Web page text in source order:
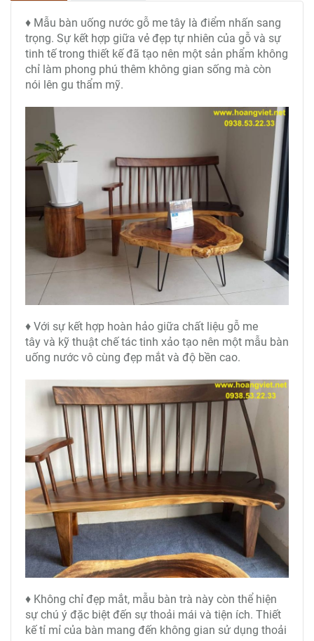
♦ Mẫu bàn uống nước gỗ me tây là điểm nhấn sang
trọng. Sự kết hợp giữa vẻ đẹp tự nhiên của gỗ và sự
tinh tế trong thiết kế đã tạo nên một sản phẩm không
chỉ làm phong phú thêm không gian sống mà còn
nói lên gu thẩm mỹ.
♦ Với sự kết hợp hoàn hảo giữa chất liệu gỗ me
tây và kỹ thuật chế tác tinh xảo tạo nên một mẫu bàn
uống nước vô cùng đẹp mắt và độ bền cao.
♦ Không chỉ đẹp mắt, mẫu bàn trà này còn thể hiện
sự chú ý đặc biệt đến sự thoải mái và tiện ích. Thiết
kế tỉ mỉ của bàn mang đến không gian sử dụng thoải